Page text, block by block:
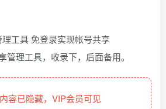
工具 免登录实现帐号共享
管理工具，收录下，后面备用。
容已隐藏，VIP会员可见